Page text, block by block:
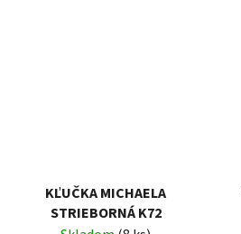
KĽUČKA MICHAELA
STRIEBORNÁ K72